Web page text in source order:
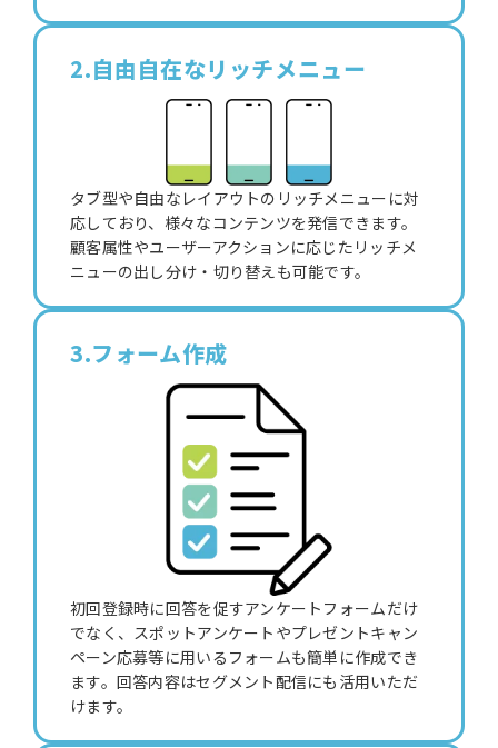
2.自由自在なリッチメニュー
タブ型や自由なレイアウトのリッチメニューに対
応しており、様々なコンテンツを発信できます。
顧客属性やユーザーアクションに応じたリッチメ
ニューの出し分け・切り替えも可能です。
3.フォーム作成
初回登録時に回答を促すアンケートフォームだけ
でなく、スポットアンケートやプレゼントキャン
ペーン応募等に用いるフォームも簡単に作成でき
ます。回答内容はセグメント配信にも活用いただ
けます。